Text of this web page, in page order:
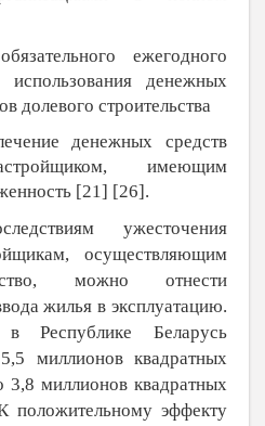
ежегодного
использования денежных
долевого строительства
денежных средств
имеющим
[21] [26].
ужесточения
осуществляющим
можно отнести
жилья в эксплуатацию.
Республике Беларусь
миллионов квадратных
3,8 миллионов квадратных
положительному эффекту